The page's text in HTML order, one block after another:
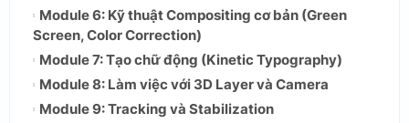
Module 6: Kỹ thuật Compositing cơ bản (Green
Screen, Color Correction)
Module 7: Tạo chữ động (Kinetic Typography)
Module 8: Làm việc với 3D Layer và Camera
Module 9: Tracking và Stabilization